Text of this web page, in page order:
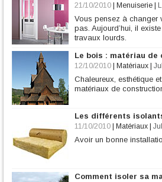
21/10/2010 Menuiserie
Vous pensez à changer
pas. Aujourd’hui, il
travaux lourds.
Le bois : matériau de
12/10/2010 Matériaux
Chaleureux, esthétique
matériaux de
Les différents
11/10/2010 Matériaux
Avoir un bonne
Comment isoler sa